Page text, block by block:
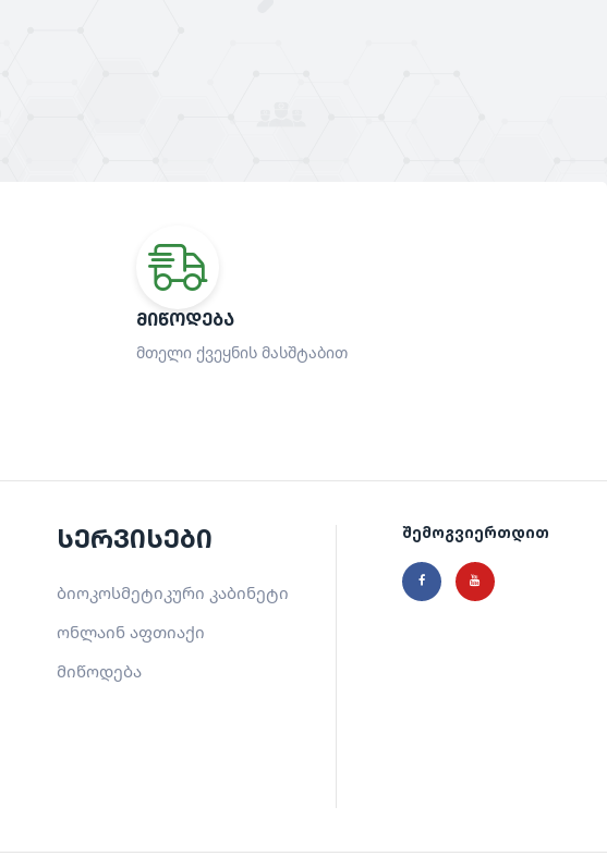
ᲛᲘᲬᲝᲓᲔᲑᲐ
მთელი ქვეყნის მასშტაბით
სერვისები
ბიოკოსმეტიკური კაბინეტი
ონლაინ აფთიაქი
მიწოდება
შემოგვიერთდით